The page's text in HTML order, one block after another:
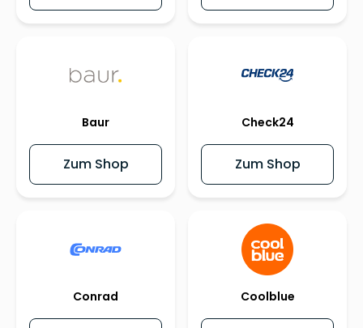
Baur
Zum Shop
Check24
Zum Shop
Conrad Coolblue